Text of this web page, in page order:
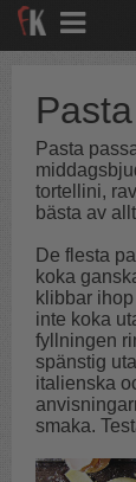
Pasta
Pasta
tortellini,
bästa av
De flesta
koka
klibbar
inte koka
fyllningen
spänstig
italienska
smaka.